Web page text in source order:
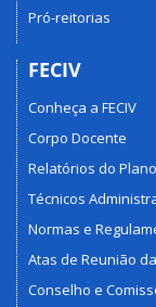
Pró-reitorias
FECIV
Conheça a FECIV
Corpo Docente
Relatórios do
Técnicos
Normas e
Atas de Reunião da
Conselho e